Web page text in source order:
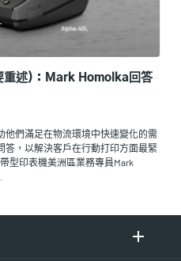
重述)：Mark Homolka回答
他們滿足在物流環境中快速變化的需
答，以解決客戶在行動打印方面最緊
型印表機美洲區業務專員Mark